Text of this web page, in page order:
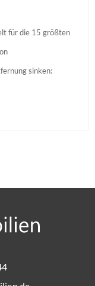
für die 15 größten
sinken: